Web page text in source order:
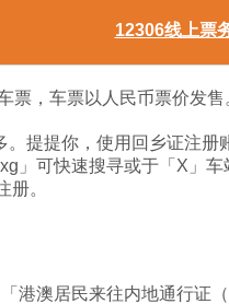
12306线上票
票，车票以人民币票价发售
。提提你，使用回乡证注册
」可快速搜寻或于「X」
。
港澳居民来往内地通行证